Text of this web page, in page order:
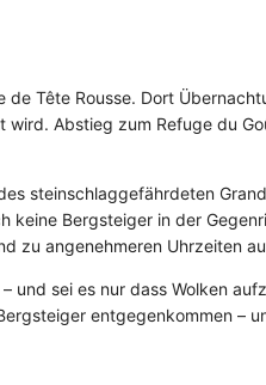
Tête Rousse. Dort
Abstieg zum Refuge du
steinschlaggefährdeten
Bergsteiger in der
zu angenehmeren Uhrzeiten
sei es nur dass Wolken
entgegenkommen –